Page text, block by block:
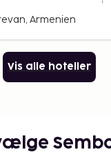
Armenien
Vis alle hoteller